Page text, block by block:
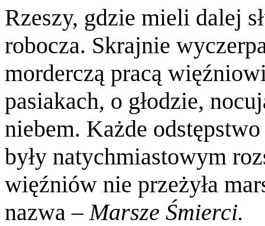
Rzeszy, gdzie mieli dalej
robocza. Skrajnie
morderczą pracą
pasiakach, o głodzie,
niebem. Każde
były natychmiastowym
więźniów nie przeżyła
nazwa – Marsze Śmierci.